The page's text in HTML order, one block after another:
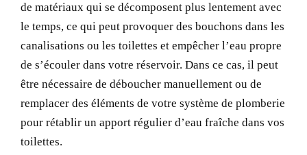
de matériaux qui se décomposent plus lentement avec
le temps, ce qui peut provoquer des bouchons dans les
canalisations ou les toilettes et empêcher l’eau propre
de s’écouler dans votre réservoir. Dans ce cas, il peut
être nécessaire de déboucher manuellement ou de
remplacer des éléments de votre système de plomberie
pour rétablir un apport régulier d’eau fraîche dans vos
toilettes.